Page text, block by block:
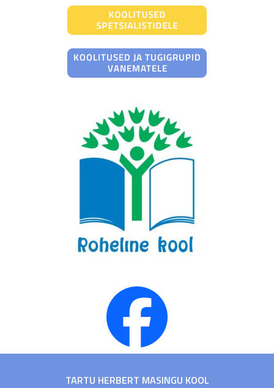
TARTU HERBERT MASINGU KOOL